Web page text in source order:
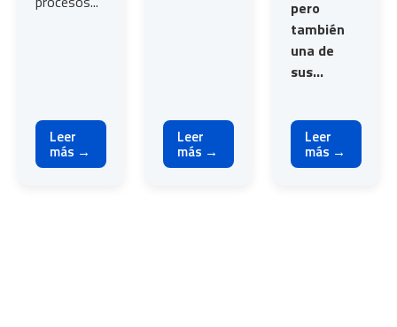
Leer
más →
Leer
más →
pero
también
una de
sus...
Leer
más →